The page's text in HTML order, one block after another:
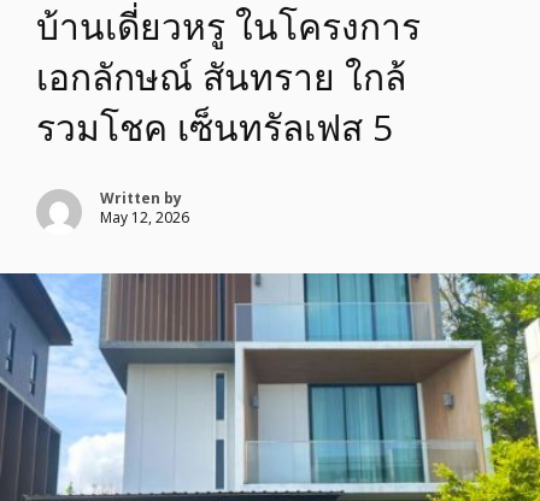
บ้านเดี่ยวหรู ในโครงการ
เอกลักษณ์ สันทราย ใกล้
รวมโชค เซ็นทรัลเฟส 5
Written by
May 12, 2026